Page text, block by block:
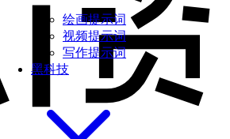
绘画提示词
视频提示词
写作提示词
黑科技